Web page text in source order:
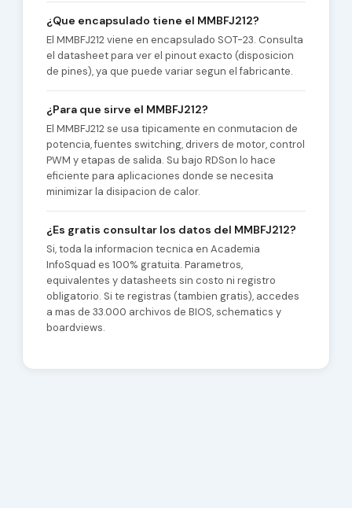
¿Que encapsulado tiene el MMBFJ212?
El MMBFJ212 viene en encapsulado SOT-23. Consulta
el datasheet para ver el pinout exacto (disposicion
de pines), ya que puede variar segun el fabricante.
¿Para que sirve el MMBFJ212?
El MMBFJ212 se usa tipicamente en conmutacion de
potencia, fuentes switching, drivers de motor, control
PWM y etapas de salida. Su bajo RDSon lo hace
eficiente para aplicaciones donde se necesita
minimizar la disipacion de calor.
¿Es gratis consultar los datos del MMBFJ212?
Si, toda la informacion tecnica en Academia
InfoSquad es 100% gratuita. Parametros,
equivalentes y datasheets sin costo ni registro
obligatorio. Si te registras (tambien gratis), accedes
a mas de 33.000 archivos de BIOS, schematics y
boardviews.